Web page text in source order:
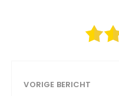
VORIGE BERICHT